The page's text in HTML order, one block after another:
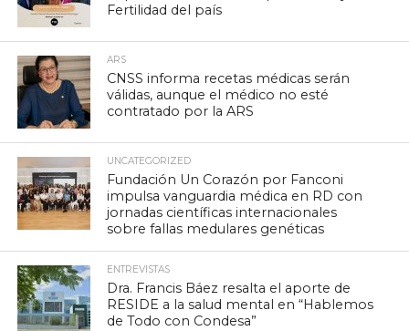
Fertilidad del país
ARS
CNSS informa recetas médicas serán
válidas, aunque el médico no esté
contratado por la ARS
UNCATEGORIZED
Fundación Un Corazón por Fanconi
impulsa vanguardia médica en RD con
jornadas científicas internacionales
sobre fallas medulares genéticas
ENTREVISTAS
Dra. Francis Báez resalta el aporte de
RESIDE a la salud mental en “Hablemos
de Todo con Condesa”